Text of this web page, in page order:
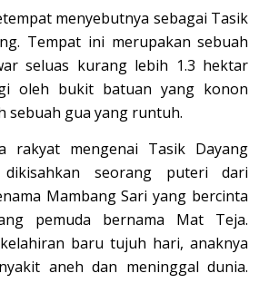
menyebutnya sebagai Tasik
Tempat ini merupakan sebuah
seluas kurang lebih 1.3 hektar
oleh bukit batuan yang konon
sebuah gua yang runtuh.
rakyat mengenai Tasik Dayang
seorang puteri dari
Mambang Sari yang bercinta
pemuda bernama Mat Teja.
baru tujuh hari, anaknya
aneh dan meninggal dunia.